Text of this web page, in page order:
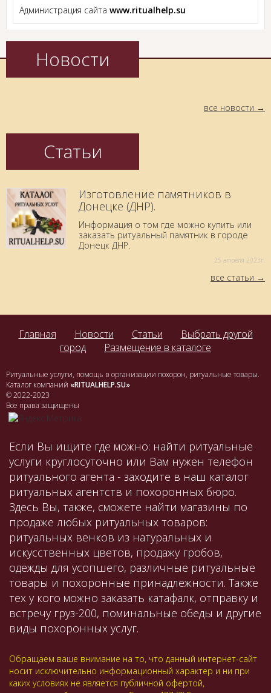
Администрация сайта www.ritualhelp.su
Новости
все новости
Статьи
Изготовление памятников в
Донецке (ДНР).
Информация о том где можно купить или
заказать ритуальный памятник в городе
Донецк ДНР.
25 aпреля 2023г.
все статьи
Главная Новости Статьи
Выбрать другой
город
Размещение в каталоге
Ритуальные услуги, помощь в организации похорон, ритуальные товары.
Каталог компаний «RITUALHELP.SU»
© 2022-2023
Все права защищены
Если Вы ищите где можно: найти ритуальные
услуги круглосуточно или Вам нужен телефон
ритуального агента - заходите в наш каталог
ритуальных агентств и похоронных бюро.
Здесь Вы, также, сможете найти магазины по
продаже любых ритуальных товаров:
ритуальных венков из натуральных и
искусственных цветов, продажу гробов,
одежды для усопшего, различные ритуальные
товары и похоронные принадлежности. Также
тех у кого можно заказать катафалк, отправку и
встречу груз-200, поминальные обеды и другие
виды похоронных услуг.
Обращаем ваше внимание на то, что данный интернет-сайт
носит исключительно информационный характер и ни при
каких условиях не является публичной офертой,